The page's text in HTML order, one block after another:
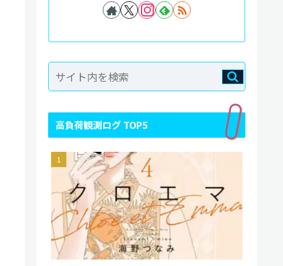
高負荷観測ログ TOP5